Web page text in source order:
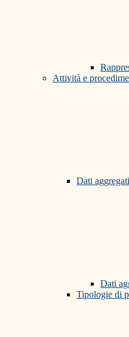
Attività e
Dati
Dati
Tipologie di